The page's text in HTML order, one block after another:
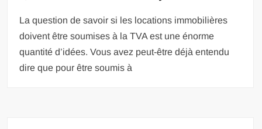
La question de savoir si les locations immobilières
doivent être soumises à la TVA est une énorme
quantité d’idées. Vous avez peut-être déjà entendu
dire que pour être soumis à